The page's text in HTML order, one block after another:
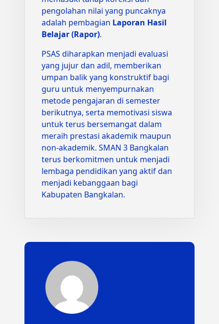
pengolahan nilai yang puncaknya
adalah pembagian Laporan Hasil
Belajar (Rapor).
PSAS diharapkan menjadi evaluasi
yang jujur dan adil, memberikan
umpan balik yang konstruktif bagi
guru untuk menyempurnakan
metode pengajaran di semester
berikutnya, serta memotivasi siswa
untuk terus bersemangat dalam
meraih prestasi akademik maupun
non-akademik. SMAN 3 Bangkalan
terus berkomitmen untuk menjadi
lembaga pendidikan yang aktif dan
menjadi kebanggaan bagi
Kabupaten Bangkalan.